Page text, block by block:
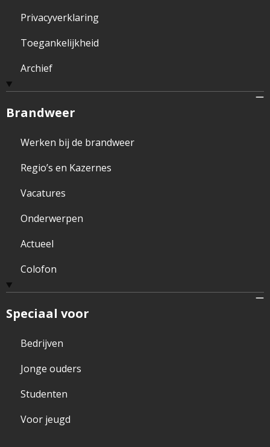
Privacyverklaring
Toegankelijkheid
Archief
Brandweer
Werken bij de brandweer
Regio’s en Kazernes
Vacatures
Onderwerpen
Actueel
Colofon
Speciaal voor
Bedrijven
Jonge ouders
Studenten
Voor jeugd